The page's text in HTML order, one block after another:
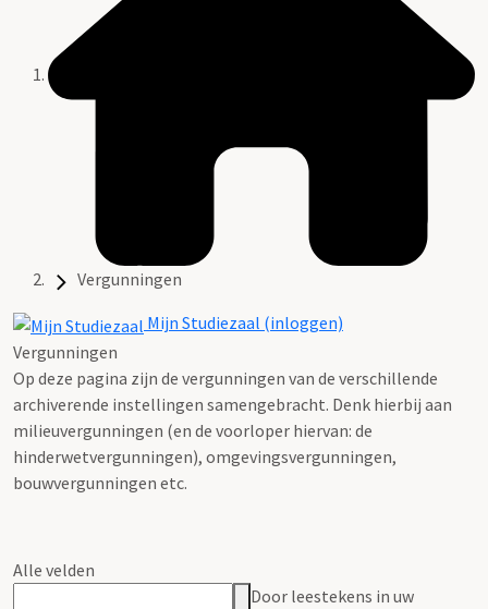
Vergunningen
Mijn Studiezaal (inloggen)
Vergunningen
Op deze pagina zijn de vergunningen van de verschillende
archiverende instellingen samengebracht. Denk hierbij aan
milieuvergunningen (en de voorloper hiervan: de
hinderwetvergunningen), omgevingsvergunningen,
bouwvergunningen etc.
Alle velden
Door leestekens in uw